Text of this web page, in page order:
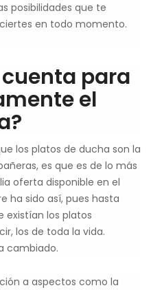
posibilidades que te
en todo momento.
para
el
los platos de ducha son la
es que es de lo más
oferta disponible en el
ha sido así, pues hasta
existían los platos
los de toda la vida.
cambiado.
a aspectos como la